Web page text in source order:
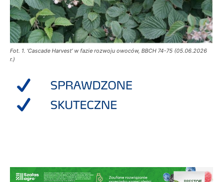
Fot. 1. ‘Cascade Harvest’ w fazie rozwoju owoców, BBCH 74-75 (05.06.2026
r.)